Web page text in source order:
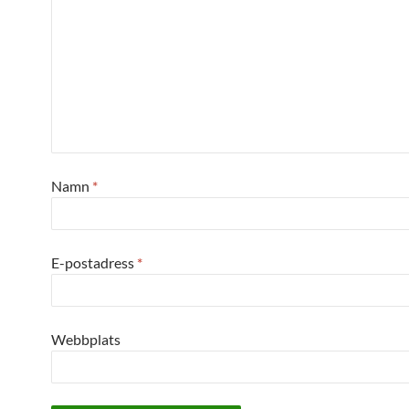
Namn *
E-postadress *
Webbplats